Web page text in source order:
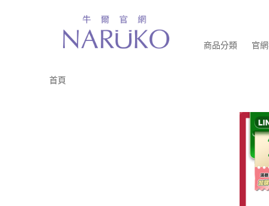
商品分類 官
首頁